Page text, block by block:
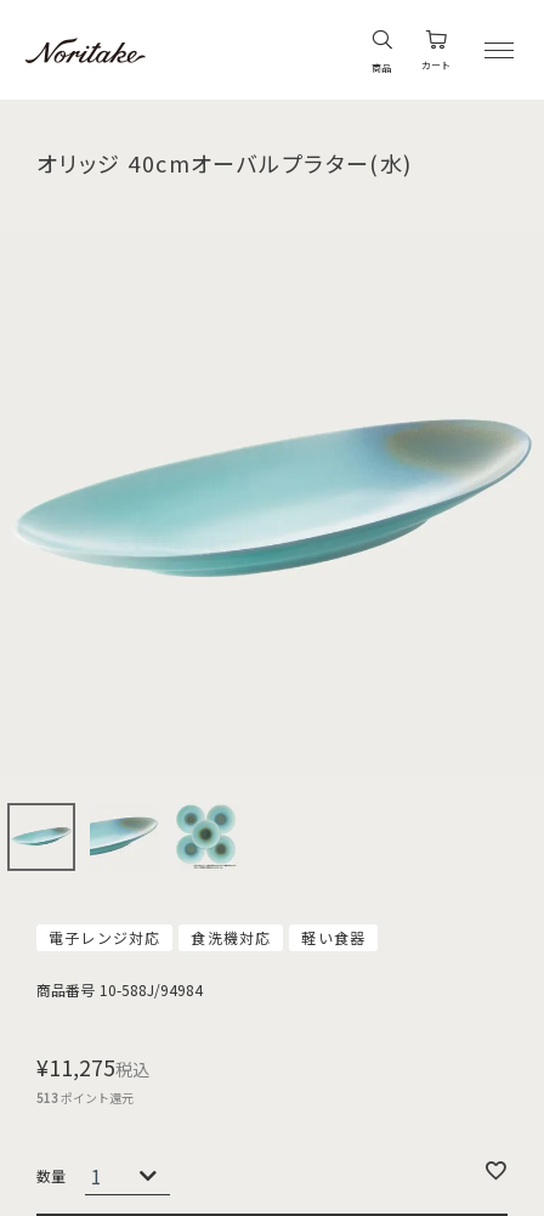
商品 カート
オリッジ 40cmオーバルプラター(水)
電子レンジ対応 食洗機対応 軽い食器
商品番号 10-588J/94984
¥11,275税込
513ポイント還元